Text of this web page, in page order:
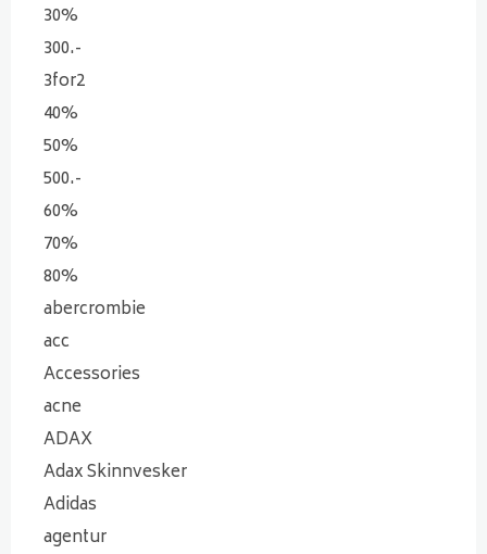
30%
300.-
3for2
40%
50%
500.-
60%
70%
80%
abercrombie
acc
Accessories
acne
ADAX
Adax Skinnvesker
Adidas
agentur